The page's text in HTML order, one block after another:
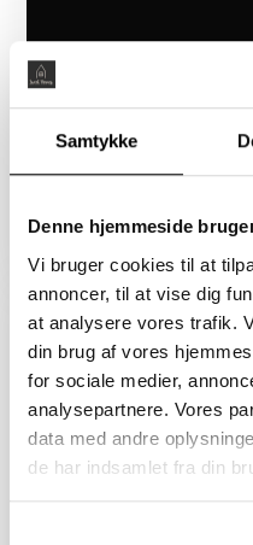
Samtykke
Denne hjemmeside
Vi bruger cookies til at
annoncer, til at vise dig
at analysere vores trafik.
din brug af vores
for sociale medier,
analysepartnere. Vores
data med andre
de har indsamlet fra din
Åbent Hus: 07/08/2026
Flyndervej 3, 1. tv
2450 København